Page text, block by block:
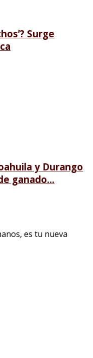
Surge
y Durango
ganado...
es tu nueva